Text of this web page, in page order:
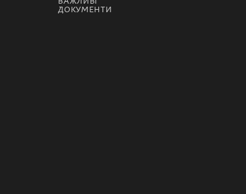
ДОКУМЕНТИ